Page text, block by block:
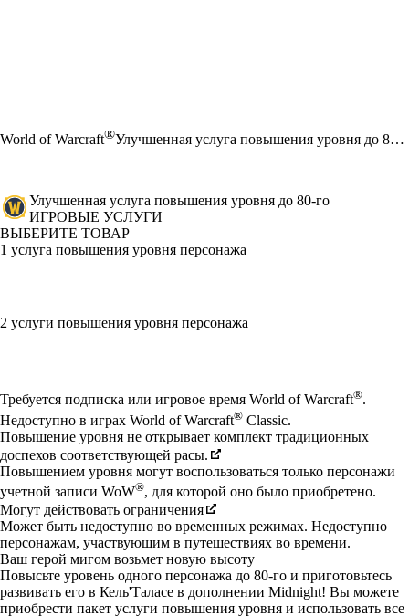
World of Warcraft® Улучшенная услуга повышения уровня до 80-го
Улучшенная услуга повышения уровня до 80-го
ИГРОВЫЕ УСЛУГИ
ВЫБЕРИТЕ ТОВАР
1 услуга повышения уровня персонажа
2 услуги повышения уровня персонажа
Available actions
Требуется подписка или игровое время World of Warcraft®.
Недоступно в играх World of Warcraft® Classic.
Повышение уровня не открывает комплект традиционных
доспехов соответствующей расы.
Повышением уровня могут воспользоваться только персонажи
учетной записи WoW®, для которой оно было приобретено.
Могут действовать ограничения
Может быть недоступно во временных режимах. Недоступно
персонажам, участвующим в путешествиях во времени.
Ваш герой мигом возьмет новую высоту
Повысьте уровень одного персонажа до 80-го и приготовьтесь
развивать его в Кель'Таласе в дополнении Midnight! Вы можете
приобрести пакет услуги повышения уровня и использовать все